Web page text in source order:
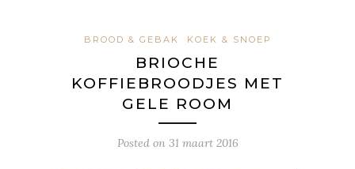
BROOD & GEBAK KOEK & SNOEP
BRIOCHE
KOFFIEBROODJES MET
GELE ROOM
Posted on 31 maart 2016